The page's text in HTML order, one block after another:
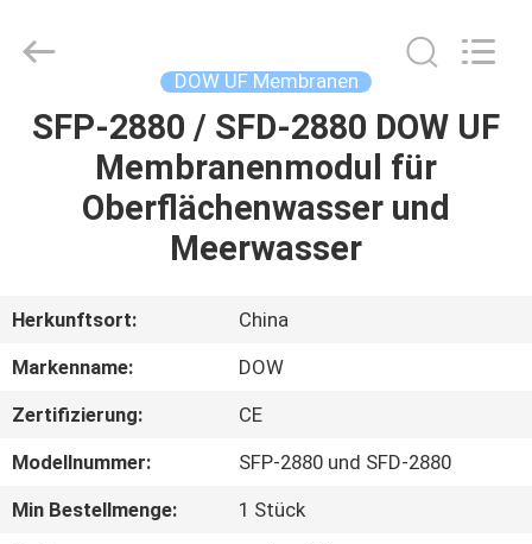
HAUS
PRODUKTE
UNS
AUSFLUG
QUALITÄTSKONTROLLE
Reserved.
DOW UF Membranen
SFP-2880 / SFD-2880 DOW UF
Membranenmodul für
Oberflächenwasser und
Meerwasser
Herkunftsort:
China
Markenname:
DOW
Zertifizierung:
CE
Modellnummer:
SFP-2880 und SFD-2880
Min Bestellmenge:
1 Stück